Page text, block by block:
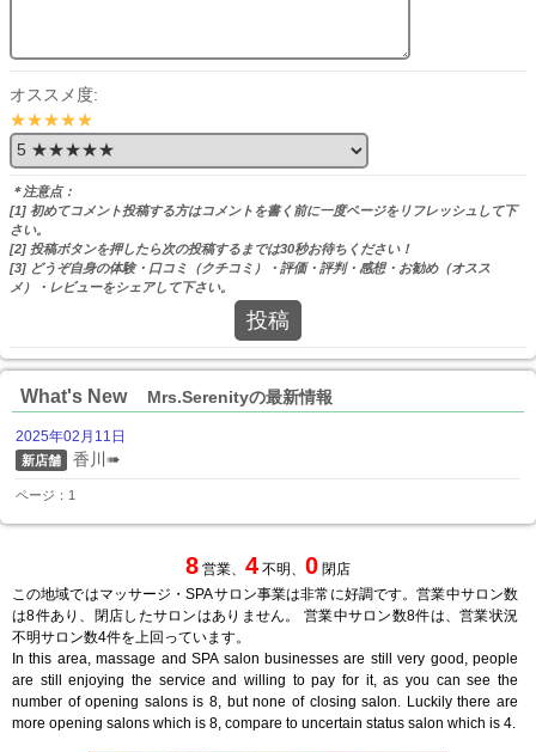
オススメ度:
★★★★★
＊注意点：
[1] 初めてコメント投稿する方はコメントを書く前に一度ページをリフレッシュして下
さい。
[2] 投稿ボタンを押したら次の投稿するまでは30秒お待ちください！
[3] どうぞ自身の体験・口コミ（クチコミ）・評価・評判・感想・お勧め（オスス
メ）・レビューをシェアして下さい。
投稿
What's New Mrs.Serenityの最新情報
2025年02月11日
新店舗 香川➠
ページ：1
8 営業、 4 不明、 0 閉店
この地域ではマッサージ・SPAサロン事業は非常に好調です。営業中サロン数
は8件あり、閉店したサロンはありません。 営業中サロン数8件は、営業状況
不明サロン数4件を上回っています。
In this area, massage and SPA salon businesses are still very good, people
are still enjoying the service and willing to pay for it, as you can see the
number of opening salons is 8, but none of closing salon. Luckily there are
more opening salons which is 8, compare to uncertain status salon which is 4.